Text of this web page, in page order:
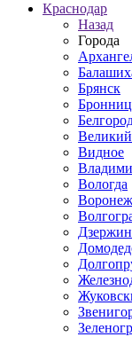
Краснодар
Назад
Города
Брянск
Видное
Вологда
Воронеж